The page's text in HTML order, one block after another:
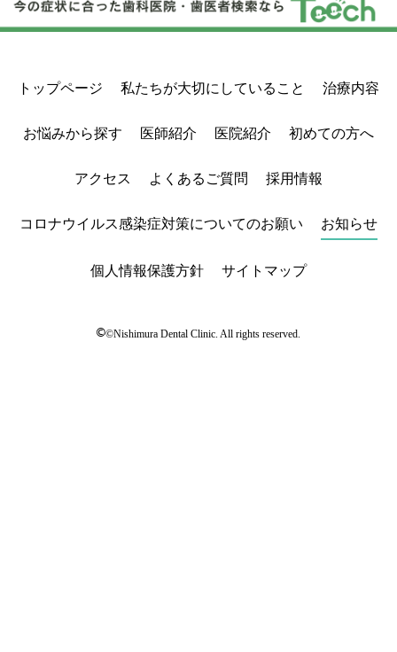
トップページ 私たちが大切にしていること 治療内容
お悩みから探す 医師紹介 医院紹介 初めての方へ
アクセス よくあるご質問 採用情報
コロナウイルス感染症対策についてのお願い お知らせ
個人情報保護方針 サイトマップ
©©Nishimura Dental Clinic. All rights reserved.